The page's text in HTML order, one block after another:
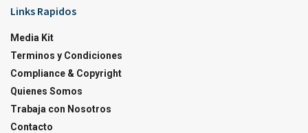
Links Rapidos
Media Kit
Terminos y Condiciones
Compliance & Copyright
Quienes Somos
Trabaja con Nosotros
Contacto